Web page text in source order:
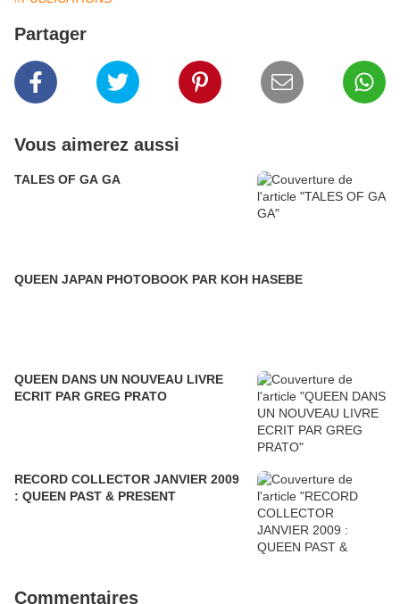
Partager
Vous aimerez aussi
TALES OF GA GA
QUEEN JAPAN PHOTOBOOK PAR KOH HASEBE
QUEEN DANS UN NOUVEAU LIVRE
ECRIT PAR GREG PRATO
RECORD COLLECTOR JANVIER 2009
: QUEEN PAST & PRESENT
Commentaires